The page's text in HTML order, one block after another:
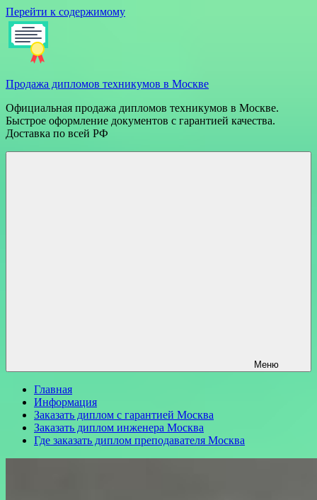
Перейти к содержимому
Продажа дипломов техникумов в Москве
Официальная продажа дипломов техникумов в Москве.
Быстрое оформление документов с гарантией качества.
Доставка по всей РФ
Меню
Главная
Информация
Заказать диплом с гарантией Москва
Заказать диплом инженера Москва
Где заказать диплом преподавателя Москва